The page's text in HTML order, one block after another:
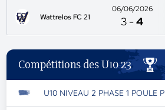
Wattrelos FC 21
06/06/2026
3 -4
Compétitions des U10 23
U10 NIVEAU 2 PHASE 1 POULE P